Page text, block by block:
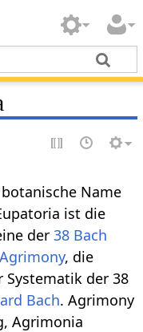
Name
ist die
der38 Bach
Agrimony, die
Systematik der 38
Bach. Agrimony
Agrimonia